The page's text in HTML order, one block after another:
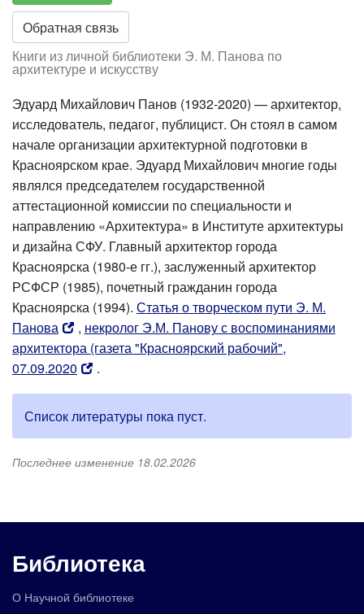
Обратная связь
Книги из личной библиотеки Э. М. Панова по
архитектуре и искусству
Эдуард Михайлович Панов (1932-2020) — архитектор,
исследователь, педагог, публицист. Он стоял в самом
начале организации архитектурной подготовки в
Красноярском крае. Эдуард Михайлович многие годы
являлся председателем государственной
аттестационной комиссии по специальности и
направлению «Архитектура» в Институте архитектуры
и дизайна СФУ. Главный архитектор города
Красноярска (1980-е гг.), заслуженный архитектор
РСФСР (1985), почетный гражданин города
Красноярска (1994). Статья о творческом пути Э. М.
Панова
, некролог Э.М. Панову с воспоминаниями
архитектора (газета "Красноярский рабочий",
07.09.2020
.
Список литературы пока пуст.
Последнее изменение 18.02.2026
Библиотека
О Научной библиотеке